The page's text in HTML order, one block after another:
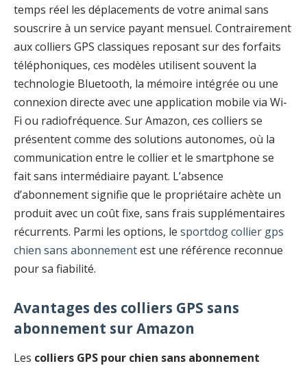
temps réel les déplacements de votre animal sans
souscrire à un service payant mensuel. Contrairement
aux colliers GPS classiques reposant sur des forfaits
téléphoniques, ces modèles utilisent souvent la
technologie Bluetooth, la mémoire intégrée ou une
connexion directe avec une application mobile via Wi-
Fi ou radiofréquence. Sur Amazon, ces colliers se
présentent comme des solutions autonomes, où la
communication entre le collier et le smartphone se
fait sans intermédiaire payant. L’absence
d’abonnement signifie que le propriétaire achète un
produit avec un coût fixe, sans frais supplémentaires
récurrents. Parmi les options, le sportdog collier gps
chien sans abonnementest une référence reconnue
pour sa fiabilité.
Avantages des colliers GPS sans
abonnement sur Amazon
Les colliers GPS pour chien sans abonnement